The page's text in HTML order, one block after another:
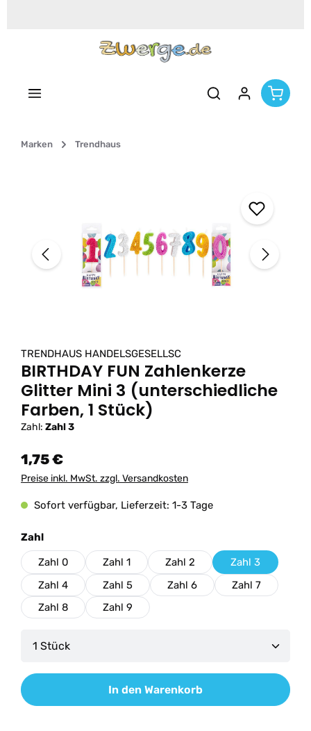
Marken Trendhaus
TRENDHAUS HANDELSGESELLSC
BIRTHDAY FUN Zahlenkerze
Glitter Mini 3 (unterschiedliche
Farben, 1 Stück)
Zahl: Zahl 3
1,75 €
Preise inkl. MwSt. zzgl. Versandkosten
Sofort verfügbar, Lieferzeit: 1-3 Tage
Zahlauswählen
Zahl 0 Zahl 1 Zahl 2
Zahl 3
Zahl 4
Zahl 5 Zahl 6
Zahl 7
Zahl 8
Zahl 9
Produkt Anzahl: Gib den gewünschten Wert
In den Warenkorb